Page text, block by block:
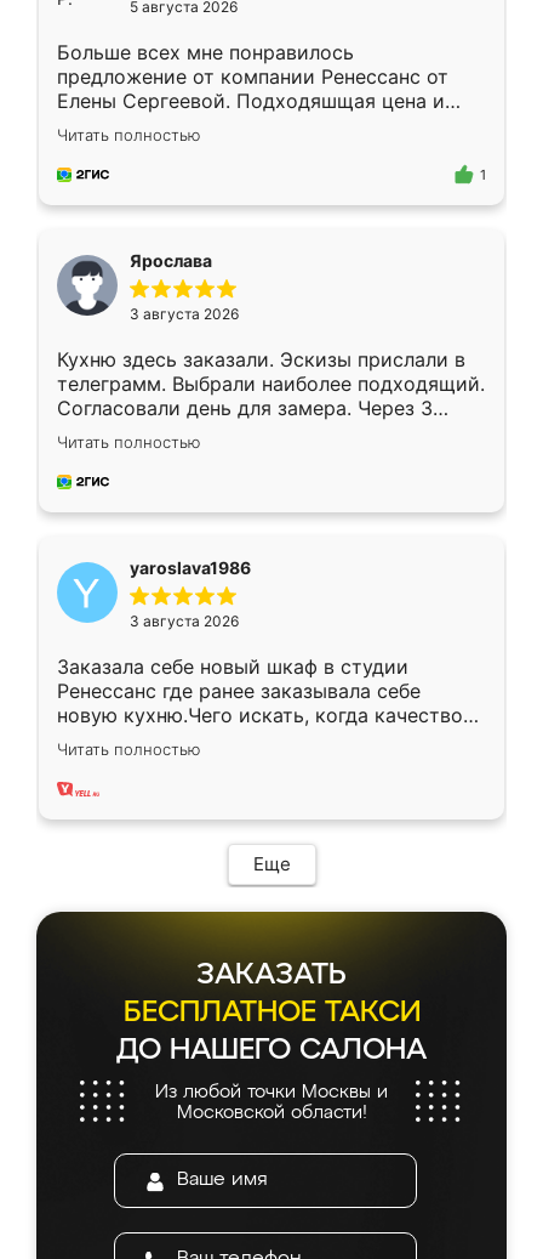
5 августа 2026
Больше всех мне понравилось
предложение от компании Ренессанс от
Елены Сергеевой. Подходяшщая цена и
короткие сроки изготовления. Приехавший
для замера сотрудник Владислав
предложил по моему эскизу самый
Читать полностью
1
Ярослава
3 августа 2026
Кухню здесь заказали. Эскизы прислали в
телеграмм. Выбрали наиболее подходящий.
Согласовали день для замера. Через 3
недели кухня была уже готова. Остались
довольны работой. Спасибо Ренессанс
мебель за качественную работу!
Читать полностью
yaroslava1986
3 августа 2026
Заказала себе новый шкаф в студии
Ренессанс где ранее заказывала себе
новую кухню.Чего искать, когда качеством
вполне довольна. Служит кухня уже почти
два года, нареканий нет.
Читать полностью
Еще
ЗАКАЗАТЬ
БЕСПЛАТНОЕ ТАКСИ
ДО НАШЕГО САЛОНА
Из любой точки Москвы и
Московской области!